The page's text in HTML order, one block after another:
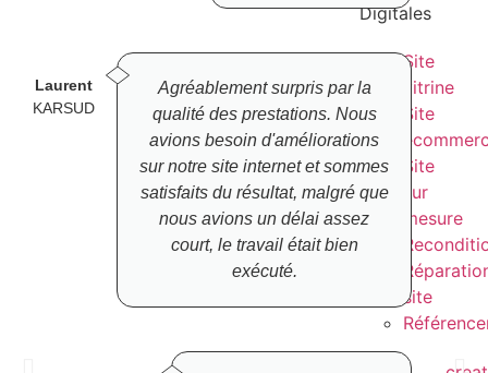
Digitales
Site
vitrine
Site
Site
sur
mesure
site
Agréablement surpris par la
qualité des prestations. Nous
avions besoin d'améliorations
sur notre site internet et sommes
satisfaits du résultat, malgré que
nous avions un délai assez
court, le travail était bien
exécuté.
Laurent
KARSUD